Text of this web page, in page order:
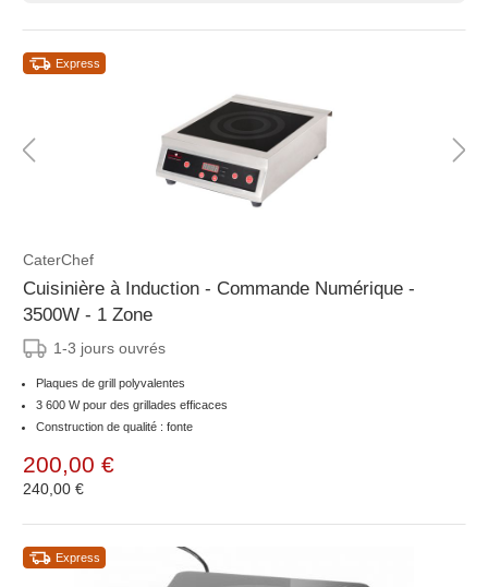
Express
CaterChef
Cuisinière à Induction - Commande Numérique -
3500W - 1 Zone
1-3 jours ouvrés
Plaques de grill polyvalentes
3 600 W pour des grillades efficaces
Construction de qualité : fonte
200,00 €
240,00 €
Express